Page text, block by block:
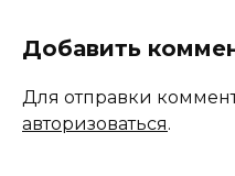
Добавить
Для отправки
авторизоваться.